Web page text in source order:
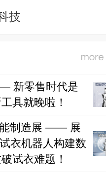
技
新零售时代是
具就晚啦！
能制造展 —— 展
衣机器人构建数
试衣难题！